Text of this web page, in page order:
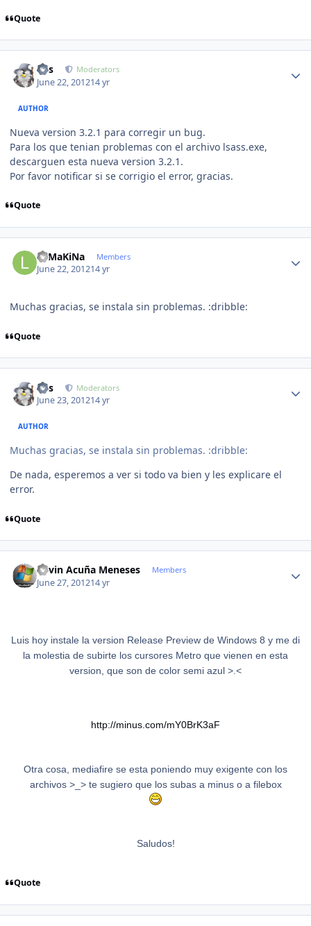
Quote
luis Moderators
June 22, 201214 yr
AUTHOR
Nueva version 3.2.1 para corregir un bug.
Para los que tenian problemas con el archivo lsass.exe,
descarguen esta nueva version 3.2.1.
Por favor notificar si se corrigio el error, gracias.
Quote
LaMaKiNa Members
June 22, 201214 yr
Muchas gracias, se instala sin problemas. :dribble:
Quote
luis Moderators
June 23, 201214 yr
AUTHOR
Muchas gracias, se instala sin problemas. :dribble:
De nada, esperemos a ver si todo va bien y les explicare el
error.
Quote
Kevin Acuña Meneses Members
June 27, 201214 yr
Luis hoy instale la version Release Preview de Windows 8 y me di
la molestia de subirte los cursores Metro que vienen en esta
version, que son de color semi azul >.<
http://minus.com/mY0BrK3aF
Otra cosa, mediafire se esta poniendo muy exigente con los
archivos >_> te sugiero que los subas a minus o a filebox
Saludos!
Quote